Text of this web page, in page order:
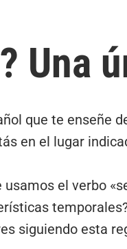
Una
que te enseñe
en el lugar
el verbo
siguiendo esta